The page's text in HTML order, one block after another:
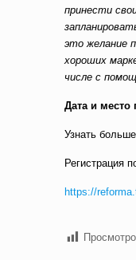
принести
это желание
хороших
числе с
Дата и
Узнать
Регистрация
https://